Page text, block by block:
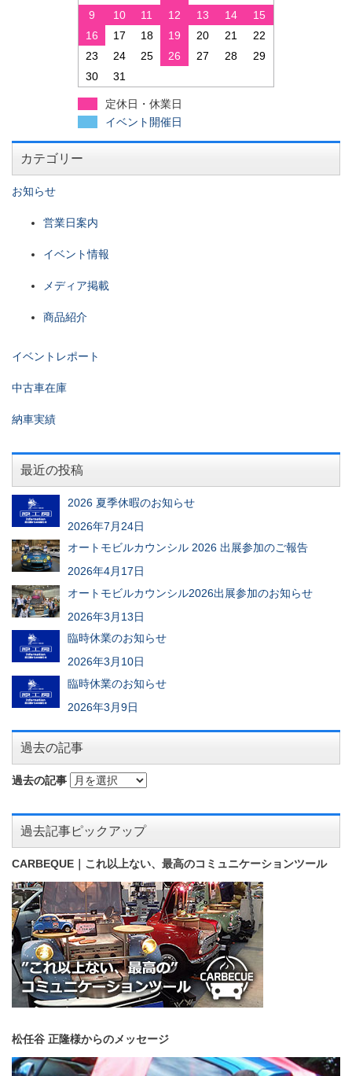
9
10 11 12 13 14
15
16
17 18 19 20 21
22
23
24 25 26 27 28
29
30
31
定休日・休業日
イベント開催日
カテゴリー
お知らせ
営業日案内
イベント情報
メディア掲載
商品紹介
イベントレポート
中古車在庫
納車実績
最近の投稿
2026 夏季休暇のお知らせ
2026年7月24日
オートモビルカウンシル 2026 出展参加のご報告
2026年4月17日
オートモビルカウンシル2026出展参加のお知らせ
2026年3月13日
臨時休業のお知らせ
2026年3月10日
臨時休業のお知らせ
2026年3月9日
過去の記事
過去の記事
過去記事ピックアップ
CARBEQUE｜これ以上ない、最高のコミュニケーションツール
松任谷 正隆様からのメッセージ